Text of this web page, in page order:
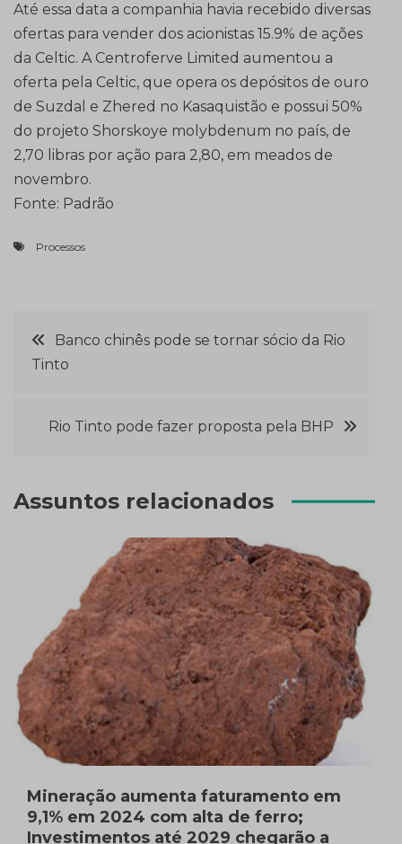
Até essa data a companhia havia recebido diversas
ofertas para vender dos acionistas 15.9% de ações
da Celtic. A Centroferve Limited aumentou a
oferta pela Celtic, que opera os depósitos de ouro
de Suzdal e Zhered no Kasaquistão e possui 50%
do projeto Shorskoye molybdenum no país, de
2,70 libras por ação para 2,80, em meados de
novembro.
Fonte: Padrão
Processos
Navegação
Post
Banco chinês pode se tornar sócio da Rio
Tinto
Rio Tinto pode fazer proposta pela BHP
Assuntos relacionados
Mineração aumenta faturamento em
9,1% em 2024 com alta de ferro;
Investimentos até 2029 chegarão a